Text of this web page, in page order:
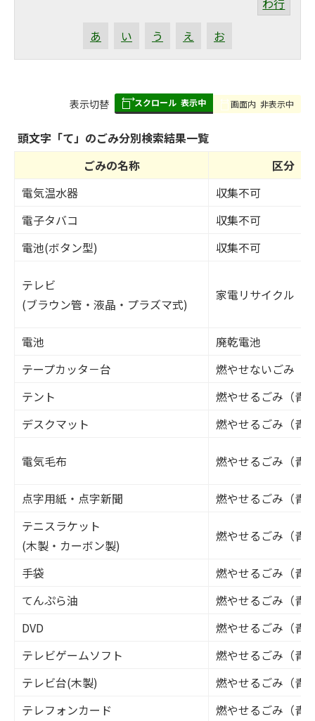
わ行
あ
い う え お
表
み
の
表示切替 スクロール 表示中 画面内 非表示中
頭文字「て」のごみ分別検索結果一覧
ごみの名称
区分
電気温水器
収集不可
電子タバコ
収集不可
電池(ボタン型)
収集不可
テレビ
(ブラウン管・液晶・プラズマ式)
家電リサイクル
電池
廃乾電池
テープカッタ－台
燃やせないごみ（
テント
燃やせるごみ（青
デスクマット
燃やせるごみ（青
電気毛布 燃やせるごみ（青
点字用紙・点字新聞
燃やせるごみ（青
テニスラケット
(木製・カーボン製)
燃やせるごみ（青
手袋
燃やせるごみ（青
てんぷら油
燃やせるごみ（青
DVD
燃やせるごみ（青
テレビゲームソフト
燃やせるごみ（青
テレビ台(木製)
燃やせるごみ（青
テレフォンカード
燃やせるごみ（青